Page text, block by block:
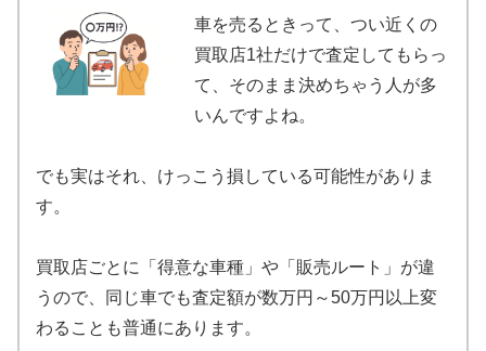
車を売るときって、つい近くの
買取店1社だけで査定してもらっ
て、そのまま決めちゃう人が多
いんですよね。
でも実はそれ、けっこう損している可能性がありま
す。
買取店ごとに「得意な車種」や「販売ルート」が違
うので、同じ車でも査定額が数万円～50万円以上変
わることも普通にあります。